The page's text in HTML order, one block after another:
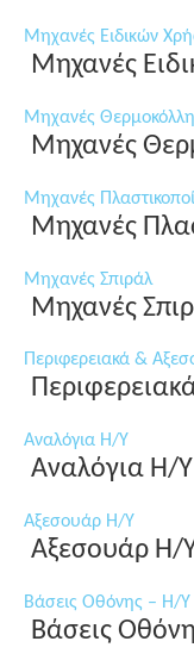
Μηχανές Ειδικών
Μηχανές
Μηχανές
Μηχανές
Μηχανές
Μηχανές
Μηχανές Σπιράλ
Μηχανές
Περιφερειακά &
Αναλόγια Η/Υ
Αναλόγια Η/Υ
Αξεσουάρ Η/Υ
Αξεσουάρ Η/
Βάσεις Οθόνης – Η/Υ
Βάσεις